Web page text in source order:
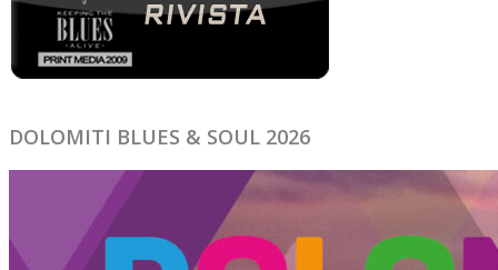
DOLOMITI BLUES & SOUL 2026